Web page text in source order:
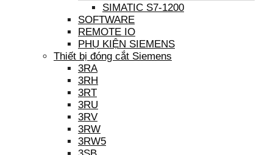
SIMATIC S7-1200
SOFTWARE
REMOTE IO
PHỤ KIỆN SIEMENS
Thiết bị đóng cắt Siemens
3RA
3RH
3RT
3RU
3RV
3RW
3RW5